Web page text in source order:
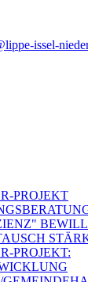
issel-
PROJEKT
PROJEKT: